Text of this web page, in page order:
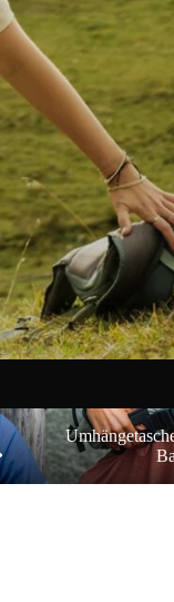
Umhängetaschen